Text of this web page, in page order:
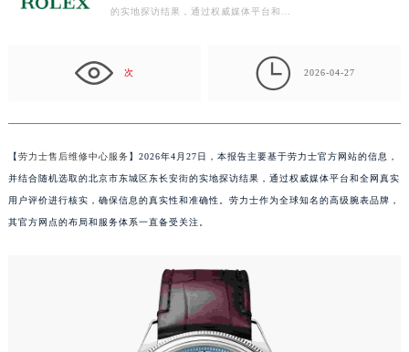
的实地探访结果，通过权威媒体平台和…
次  2026-04-27
【劳力士售后维修中心服务】2026年4月27日，本报告主要基于劳力士官方网站的信息，
并结合随机选取的北京市东城区东长安街的实地探访结果，通过权威媒体平台和全网真实
用户评价进行核实，确保信息的真实性和准确性。劳力士作为全球知名的高级腕表品牌，
其官方网点的布局和服务体系一直备受关注。